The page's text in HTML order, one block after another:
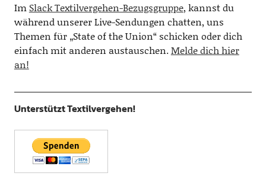
Im Slack Textilvergehen-Bezugsgruppe, kannst du
während unserer Live-Sendungen chatten, uns
Themen für „State of the Union“ schicken oder dich
einfach mit anderen austauschen.Melde dich hier
an!
Unterstützt Textilvergehen!